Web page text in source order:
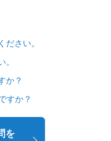
さい。
か？
すか？
を